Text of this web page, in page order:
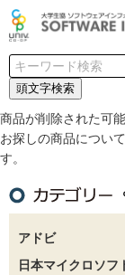
頭文字検索
商品が削除された可
お探しの商品につい
す。
アドビ
日本マイクロソフ